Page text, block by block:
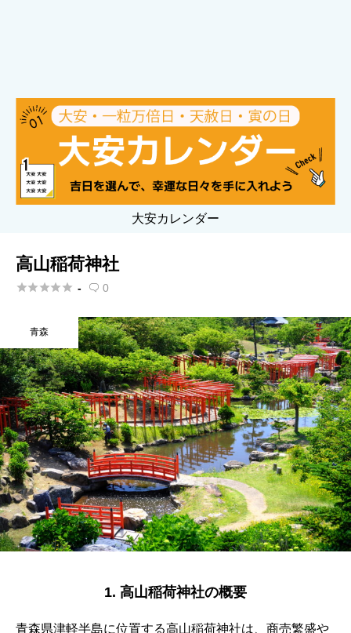
大安カレンダー
高山稲荷神社
 -  0
青森
1. 高山稲荷神社の概要
青森県津軽半島に位置する高山稲荷神社は、商売繁盛や